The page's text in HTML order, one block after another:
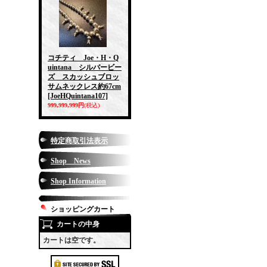
コチティ Joe・H・Q
uintana シルバービー
ズ スカッシュブロッ
サムネックレス約67cm
[JoeHQuintana107]
999,999,999円(税込)
特定商取引法表示
Shop News
Shop Information
ショッピングカート
カートの中身
カートは空です。